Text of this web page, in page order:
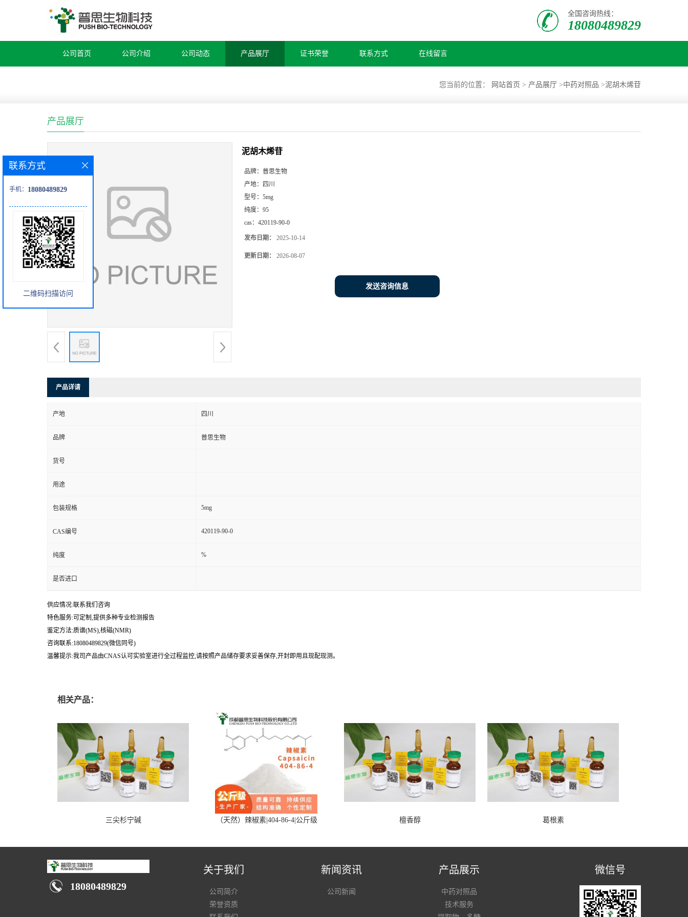
全国咨询热线：
18080489829
公司首页 公司介绍 公司动态 产品展厅 证书荣誉 联系方式 在线留言
您当前的位置： 网站首页 > 产品展厅 >中药对照品 >泥胡木烯苷
产品展厅
泥胡木烯苷
品牌： 普思生物
产地：
四川
型号： 5mg
纯度： 95
cas： 420119-90-0
发布日期： 2025-10-14
更新日期： 2026-08-07
发送咨询信息
产品详请
产地 四川
品牌 普思生物
货号
用途
包装规格 5mg
CAS编号 420119-90-0
纯度 %
是否进口
供应情况:联系我们咨询
特色服务:可定制,提供多种专业检测报告
鉴定方法:质谱(MS),核磁(NMR)
咨询联系:18080489829(微信同号)
温馨提示:我司产品由CNAS认可实验室进行全过程监控,请按照产品储存要求妥善保存,开封即用且现配现测。
相关产品：
三尖杉宁碱 （天然）辣椒素|404-86-4|公斤级 檀香醇 葛根素
联系方式
手机： 18080489829
二维码扫描访问
18080489829
关于我们
公司简介
荣誉资质
新闻资讯
公司新闻
产品展示
中药对照品
技术服务
微信号